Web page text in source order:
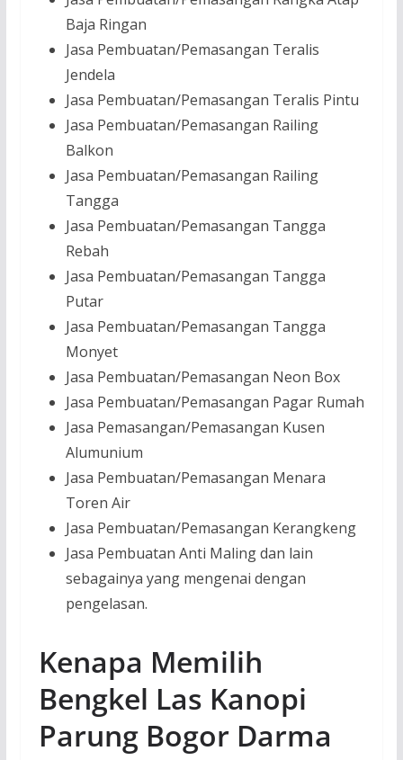
Baja Ringan
Jasa Pembuatan/Pemasangan Teralis
Jendela
Jasa Pembuatan/Pemasangan Teralis Pintu
Jasa Pembuatan/Pemasangan Railing
Balkon
Jasa Pembuatan/Pemasangan Railing
Tangga
Jasa Pembuatan/Pemasangan Tangga
Rebah
Jasa Pembuatan/Pemasangan Tangga
Putar
Jasa Pembuatan/Pemasangan Tangga
Monyet
Jasa Pembuatan/Pemasangan Neon Box
Jasa Pembuatan/Pemasangan Pagar Rumah
Jasa Pemasangan/Pemasangan Kusen
Alumunium
Jasa Pembuatan/Pemasangan Menara
Toren Air
Jasa Pembuatan/Pemasangan Kerangkeng
Jasa Pembuatan Anti Maling dan lain
sebagainya yang mengenai dengan
pengelasan.
Kenapa Memilih
Bengkel Las Kanopi
Parung Bogor Darma